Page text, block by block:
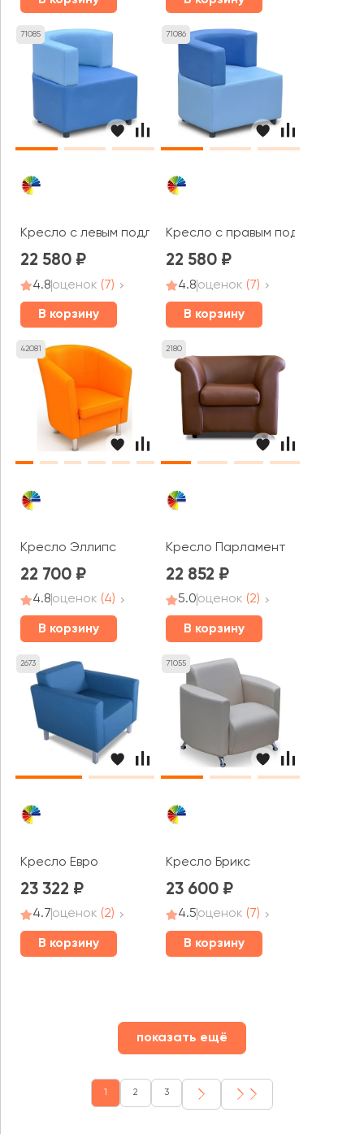
71085
Кресло с левым подл-ком Твинкс
22 580
4.8оценок (7)
В корзину
71086
Кресло с правым подл-ком
22 580
4.8оценок (7)
В корзину
42081
Кресло Эллипс
22 700
4.8оценок (4)
В корзину
2180
Кресло Парламент
22 852
5.0оценок (2)
В корзину
2673
Кресло Евро
23 322
4.7оценок (2)
В корзину
71055
Кресло Брикс
23 600
4.5оценок (7)
В корзину
показать ещё
1 2 3